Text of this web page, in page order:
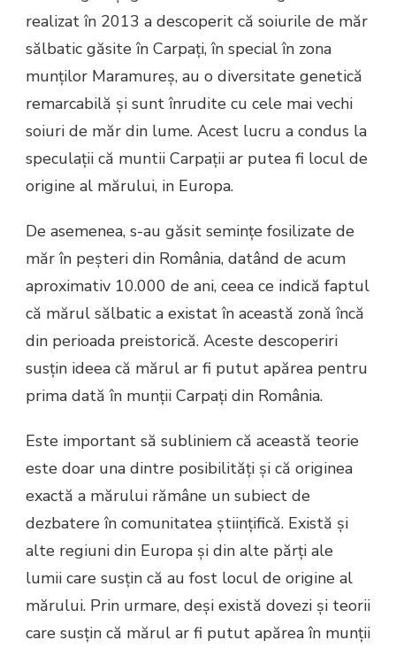
realizat în 2013 a descoperit că soiurile de măr
sălbatic găsite în Carpați, în special în zona
munților Maramureș, au o diversitate genetică
remarcabilă și sunt înrudite cu cele mai vechi
soiuri de măr din lume. Acest lucru a condus la
speculații că muntii Carpații ar putea fi locul de
origine al mărului, in Europa.
De asemenea, s-au găsit semințe fosilizate de
măr în peșteri din România, datând de acum
aproximativ 10.000 de ani, ceea ce indică faptul
că mărul sălbatic a existat în această zonă încă
din perioada preistorică. Aceste descoperiri
susțin ideea că mărul ar fi putut apărea pentru
prima dată în munții Carpați din România.
Este important să subliniem că această teorie
este doar una dintre posibilități și că originea
exactă a mărului rămâne un subiect de
dezbatere în comunitatea științifică. Există și
alte regiuni din Europa și din alte părți ale
lumii care susțin că au fost locul de origine al
mărului. Prin urmare, deși există dovezi și teorii
care susțin că mărul ar fi putut apărea în munții